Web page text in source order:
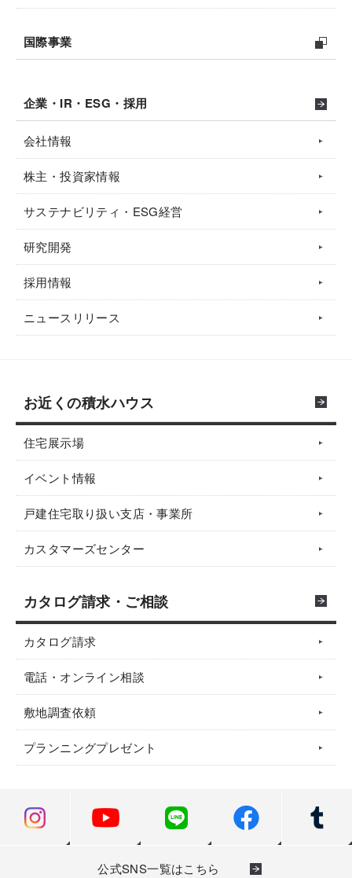
国際事業
企業・IR・ESG・採用
会社情報
株主・投資家情報
サステナビリティ・ESG経営
研究開発
採用情報
ニュースリリース
お近くの積水ハウス
住宅展示場
イベント情報
戸建住宅取り扱い支店・事業所
カスタマーズセンター
カタログ請求・ご相談
カタログ請求
電話・オンライン相談
敷地調査依頼
プランニングプレゼント
公式SNS一覧はこちら